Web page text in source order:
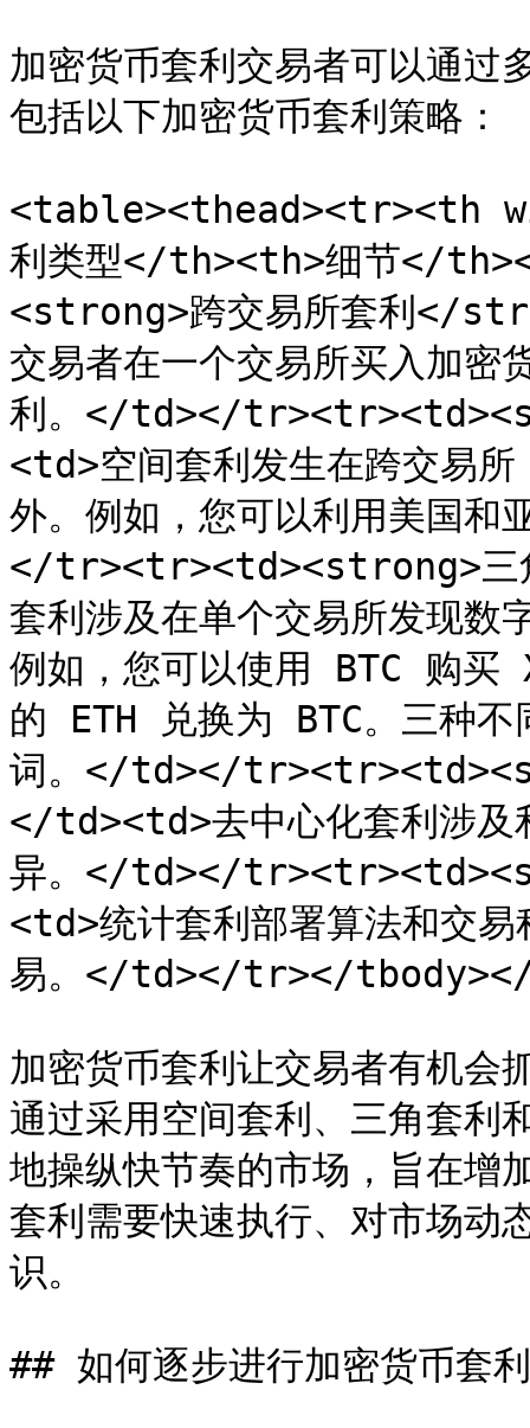
加密货币套利交易者可以通过
包括以下加密货币套利策略：
<table><thead><tr><th
利类型</th><th>细节</
<strong>跨交易所套利</
交易者在一个交易所买入加密
利。</td></
<td>空间套利发生在跨交易所
外。例如，您可以利用美国
</tr><tr><td><strong>三
套利涉及在单个交易所发现数
例如，您可以使用 BTC 购买
的 ETH 兑换为 BTC。三种不
词。</td></
</td><td>去中心化套利涉及
异。</td></
<td>统计套利部署算法和交易
易。</td></tr></
加密货币套利让交易者有机会
通过采用空间套利、三角套利
地操纵快节奏的市场，旨在增
套利需要快速执行、对市场动
识。
## 如何逐步进行加密货币套